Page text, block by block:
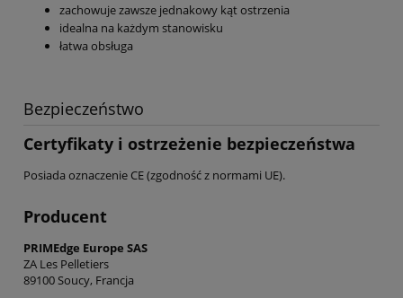
zachowuje zawsze jednakowy kąt ostrzenia
idealna na każdym stanowisku
łatwa obsługa
Bezpieczeństwo
Certyfikaty i ostrzeżenie bezpieczeństwa
Posiada oznaczenie CE (zgodność z normami UE).
Producent
PRIMEdge Europe SAS
ZA Les Pelletiers
89100 Soucy, Francja